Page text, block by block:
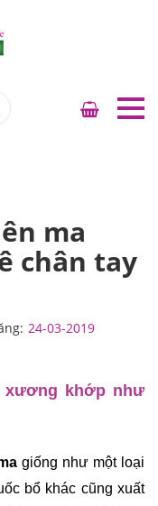
ma
chân tay
24-03-2019
xương khớp như
giống như một loại
bổ khác cũng xuất